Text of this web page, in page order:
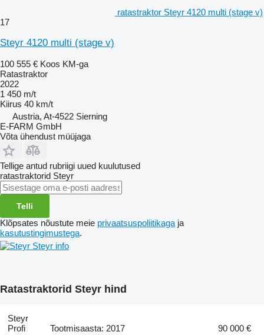
ratastraktor Steyr 4120 multi (stage v)
17
Steyr 4120 multi (stage v)
100 555 € Koos KM-ga
Ratastraktor
2022
1 450 m/t
Kiirus 40 km/t
Austria, At-4522 Sierning
E-FARM GmbH
Võta ühendust müüjaga
Tellige antud rubriigi uued kuulutused
ratastraktorid Steyr
Telli
Klõpsates nõustute meie privaatsuspoliitikaga ja
kasutustingimustega.
Steyr info
Ratastraktorid Steyr hind
Steyr
Profi
Tootmisaasta: 2017 90 000 €